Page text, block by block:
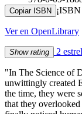
Copiar ISBN
Ver en OpenLibrary
Show rating 2
"In The Science of
unwittingly created
the time, they were
that they